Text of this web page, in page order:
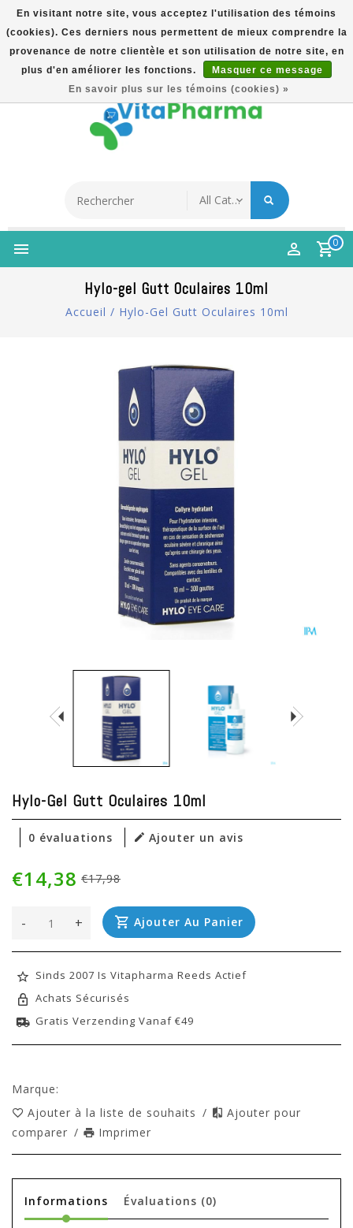
5% Korting Na Aanmelding Op Nieuwsbrief | Gratis
Verzending Vanaf €49 | Online Sinds 2007
Français
0
Hylo-gel Gutt Oculaires 10ml
Accueil / Hylo-Gel Gutt Oculaires 10ml
Hylo-Gel Gutt Oculaires 10ml
0 évaluations Ajouter un avis
€17,98
€14,38
+
- Ajouter Au Panier
Sinds 2007 Is Vitapharma Reeds Actief
Achats Sécurisés
Gratis Verzending Vanaf €49
Marque:
Ajouter à la liste de souhaits /
Ajouter pour
comparer / Imprimer
Informations Évaluations (0)
En visitant notre site, vous acceptez l'utilisation des témoins
(cookies). Ces derniers nous permettent de mieux comprendre la
provenance de notre clientèle et son utilisation de notre site, en
plus d'en améliorer les fonctions.
Masquer ce message
En savoir plus sur les témoins (cookies) »